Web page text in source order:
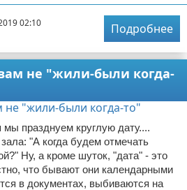
02:10
Подробнее
не "жили-были когда-
мы празднуем круглую дату....
"А когда будем отмечать
Ну, а кроме шуток, "дата" - это
что бывают они календарными
в документах, выбиваются на